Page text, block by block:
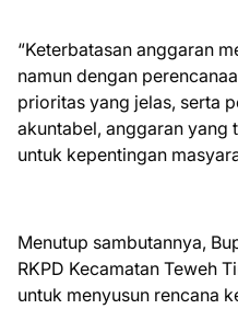
“Keterbatasan anggaran
namun dengan
prioritas yang jelas, serta
akuntabel, anggaran
untuk kepentingan
Menutup sambutannya,
RKPD Kecamatan Teweh
untuk menyusun rencana